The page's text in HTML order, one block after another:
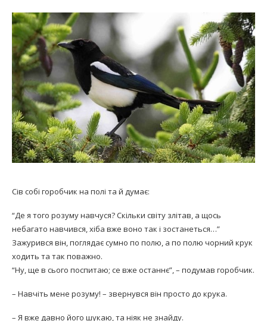
Сів собі горобчик на полі та й думає:
“Де я того розуму навчуся? Скільки світу злітав, а щось
небагато навчився, хіба вже воно так і зостанеться…”
Зажурився він, поглядає сумно по полю, а по полю чорний крук
ходить та так поважно.
“Ну, ще в сього поспитаю; се вже останнє”, – подумав горобчик.
– Навчіть мене розуму! – звернувся він просто до крука.
– Я вже давно його шукаю, та ніяк не знайду.